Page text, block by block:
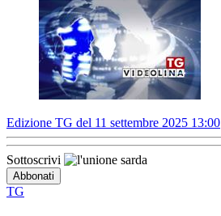
Edizione TG del 11 settembre 2025 13:00
Sottoscrivi
TG